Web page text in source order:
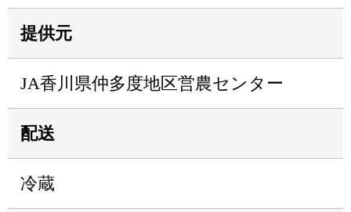
提供元
JA香川県仲多度地区営農センター
配送
冷蔵